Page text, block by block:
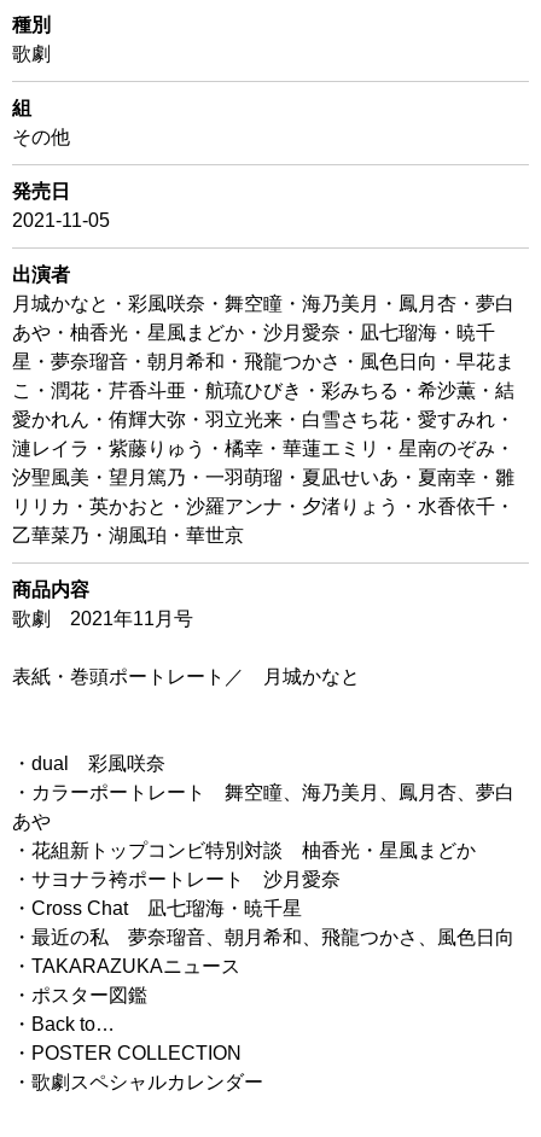
種別
歌劇
組
その他
発売日
2021-11-05
出演者
月城かなと・彩風咲奈・舞空瞳・海乃美月・鳳月杏・夢白
あや・柚香光・星風まどか・沙月愛奈・凪七瑠海・暁千
星・夢奈瑠音・朝月希和・飛龍つかさ・風色日向・早花ま
こ・潤花・芹香斗亜・航琉ひびき・彩みちる・希沙薫・結
愛かれん・侑輝大弥・羽立光来・白雪さち花・愛すみれ・
漣レイラ・紫藤りゅう・橘幸・華蓮エミリ・星南のぞみ・
汐聖風美・望月篤乃・一羽萌瑠・夏凪せいあ・夏南幸・雛
リリカ・英かおと・沙羅アンナ・夕渚りょう・水香依千・
乙華菜乃・湖風珀・華世京
商品内容
歌劇 2021年11月号
表紙・巻頭ポートレート／ 月城かなと
・dual 彩風咲奈
・カラーポートレート 舞空瞳、海乃美月、鳳月杏、夢白
あや
・花組新トップコンビ特別対談 柚香光・星風まどか
・サヨナラ袴ポートレート 沙月愛奈
・Cross Chat 凪七瑠海・暁千星
・最近の私 夢奈瑠音、朝月希和、飛龍つかさ、風色日向
・TAKARAZUKAニュース
・ポスター図鑑
・Back to…
・POSTER COLLECTION
・歌劇スペシャルカレンダー